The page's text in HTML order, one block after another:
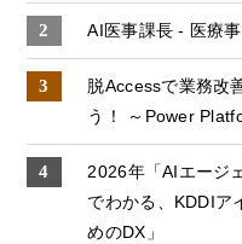
AI医事課長 - 医療
脱Accessで業務改
う！ ～Power
2026年「AIエージ
でわかる、KDDIア
めのDX」